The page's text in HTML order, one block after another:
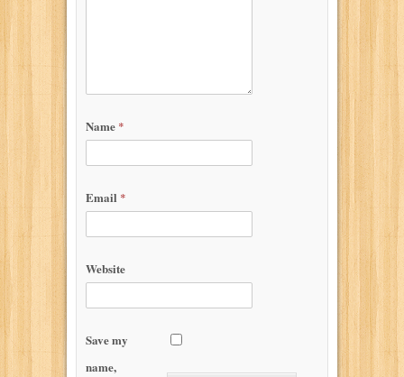
Name *
Email *
Website
Save my
name,